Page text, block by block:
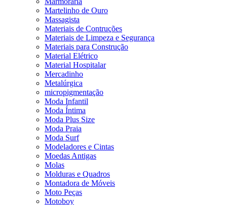
Martelinho de Ouro
Massagista
Materiais de Contruções
Materiais de Limpeza e Segurança
Materiais para Construção
Material Elétrico
Material Hospitalar
Mercadinho
Metalúrgica
micropigmentação
Moda Infantil
Moda Íntima
Moda Plus Size
Moda Praia
Moda Surf
Modeladores e Cintas
Moedas Antigas
Molas
Molduras e Quadros
Montadora de Móveis
Moto Peças
Motoboy